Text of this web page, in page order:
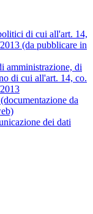
di cui all'art. 14,
(da pubblicare in
amministrazione, di
di cui all'art. 14, co.
da
dei dati